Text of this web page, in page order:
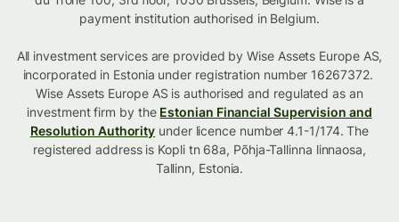
payment institution authorised in Belgium.
All investment services are provided by Wise Assets Europe AS,
incorporated in Estonia under registration number 16267372.
Wise Assets Europe AS is authorised and regulated as an
investment firm by the Estonian Financial Supervision and
Resolution Authority under licence number 4.1-1/174. The
registered address is Kopli tn 68a, Põhja-Tallinna linnaosa,
Tallinn, Estonia.